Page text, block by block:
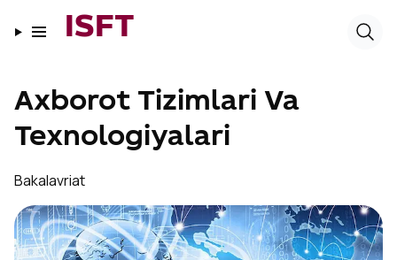
ISFT
Axborot Tizimlari Va
Texnologiyalari
Bakalavriat